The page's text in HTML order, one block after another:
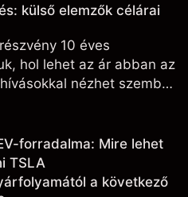
külső elemzők célárai
10 éves
hol lehet az ár abban az
nézhet szembe
forradalma: Mire lehet
TSLA
a következő